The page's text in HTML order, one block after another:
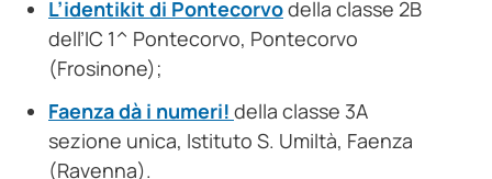
L’identikit di Pontecorvodella classe 2B
dell’IC 1^ Pontecorvo, Pontecorvo
(Frosinone);
Faenza dà i numeri! della classe 3A
sezione unica, Istituto S. Umiltà, Faenza
(Ravenna).